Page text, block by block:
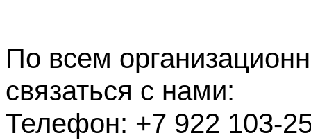
По всем
связаться с нами:
Телефон: +7 922 103-